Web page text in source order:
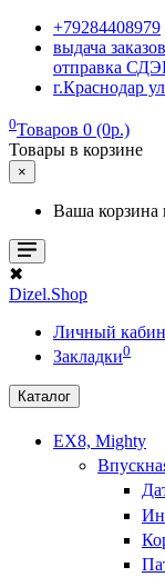
+79284408979
выдача
отправка
г.Краснодар
0Товаров 0 (0р.)
Товары в корзине
×
Ваша корзина
✖
Dizel.Shop
Личный
Закладки0
Каталог
EX8, Mighty